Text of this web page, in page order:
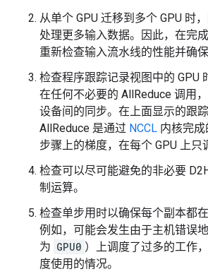
从单个 GPU 迁移到多个 GPU 时
处理更多输入数据。因此，在完
重新检查输入流水线的性能并确
检查程序跟踪记录视图中的 GPU
在任何不必要的 AllReduce 调用
设备间的同步。在上面显示的跟踪
AllReduce 是通过 NCCL 内核完
步骤上的梯度，在每个 GPU 上只
检查可以尽可能避免的非必要
制运算。
检查单步用时以确保每个副本都
例如，可能会发生由于主机错误
为 GPU0 ）上调度了过多的工作
度使用的情况。